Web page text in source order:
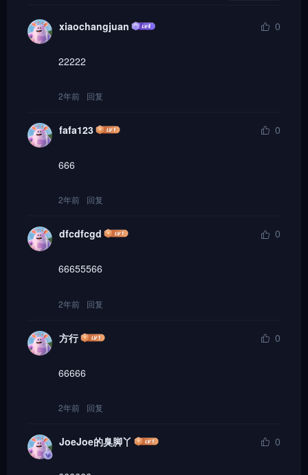
xiaochangjuan 0
22222
2年前 回复
fafa123 0
666
2年前 回复
dfcdfcgd 0
66655566
2年前 回复
方行 0
66666
2年前 回复
JoeJoe的臭脚丫 0